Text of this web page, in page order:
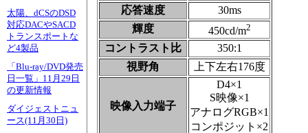
太陽、dCSのDSD
対応DACやSACD
トランスポートな
ど4製品
「Blu-ray/DVD発売
日一覧」11月29日
の更新情報
ダイジェストニュ
ース(11月30日)
応答速度
30ms
輝度
450cd/m2
コントラスト比
350:1
視野角
上下左右176度
映像入力端子
D4×1
S映像×1
アナログRGB×1
コンポジット×2